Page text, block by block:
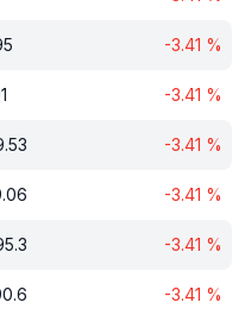
-3.41 %
-3.41 %
-3.41 %
-3.41 %
-3.41 %
-3.41 %